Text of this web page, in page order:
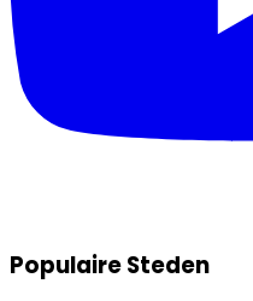
Populaire Steden